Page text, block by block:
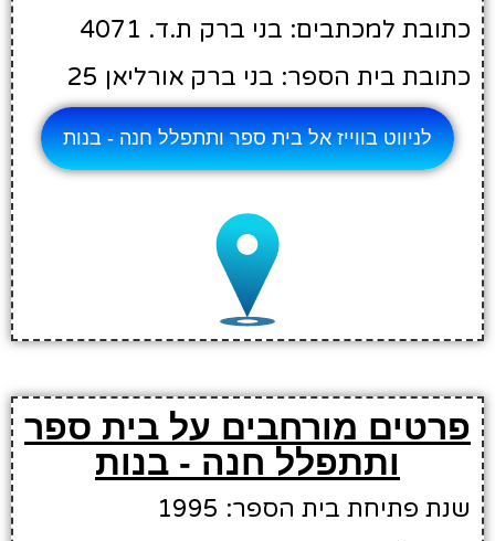
כתובת למכתבים: בני ברק ת.ד. 4071
כתובת בית הספר: בני ברק אורליאן 25
לניווט בווייז אל בית ספר ותתפלל חנה - בנות
פרטים מורחבים על בית ספר
ותתפלל חנה - בנות
שנת פתיחת בית הספר: 1995